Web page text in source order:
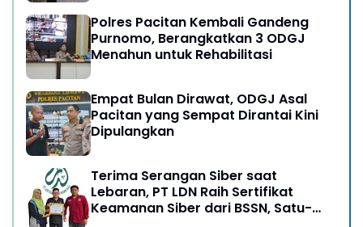
Polres Pacitan Kembali Gandeng
Purnomo, Berangkatkan 3 ODGJ
Menahun untuk Rehabilitasi
Empat Bulan Dirawat, ODGJ Asal
Pacitan yang Sempat Dirantai Kini
Dipulangkan
Terima Serangan Siber saat
Lebaran, PT LDN Raih Sertifikat
Keamanan Siber dari BSSN, Satu-